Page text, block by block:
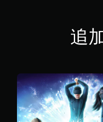
追